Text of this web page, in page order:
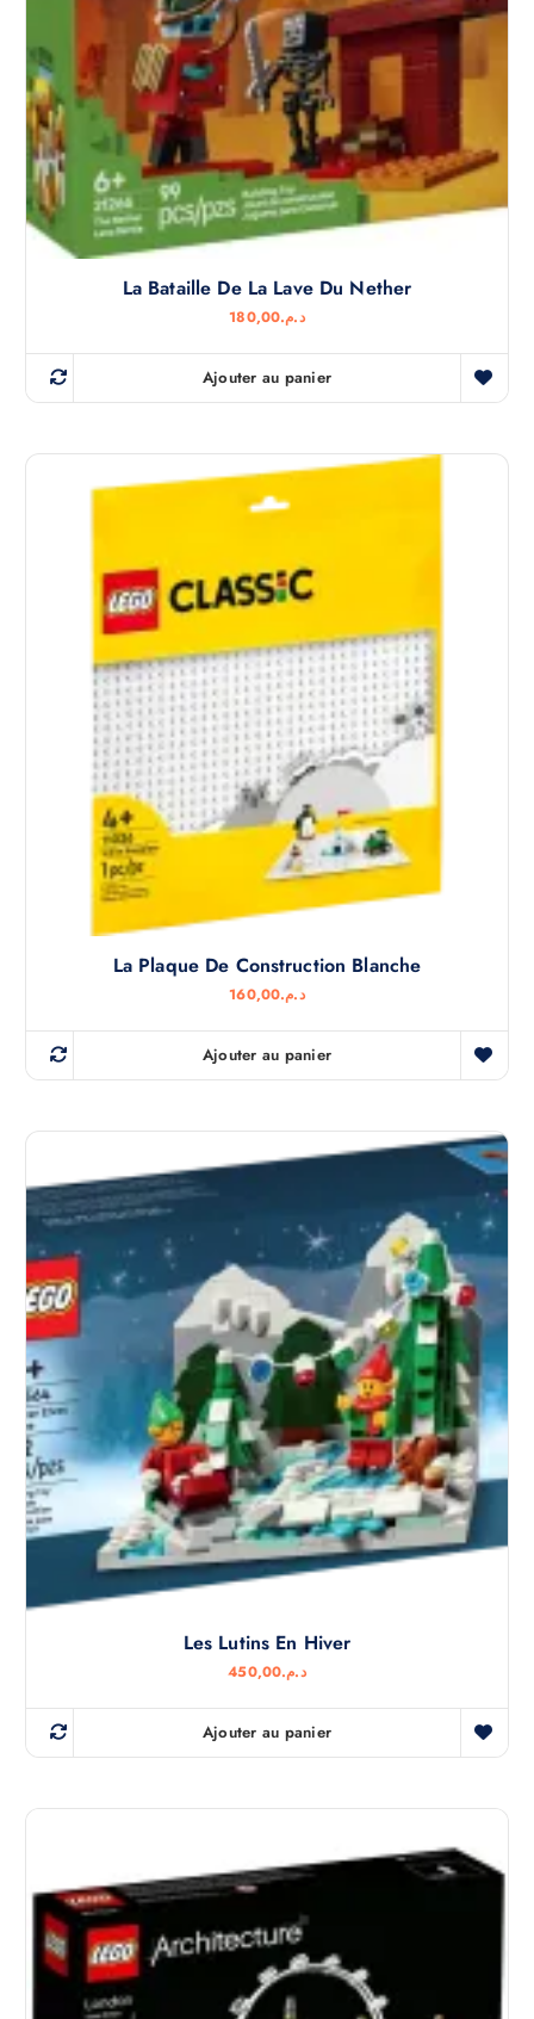
La Bataille De La Lave Du Nether
د.م.180,00
Ajouter au panier
La Plaque De Construction Blanche
د.م.160,00
Ajouter au panier
Les Lutins En Hiver
د.م.450,00
Ajouter au panier